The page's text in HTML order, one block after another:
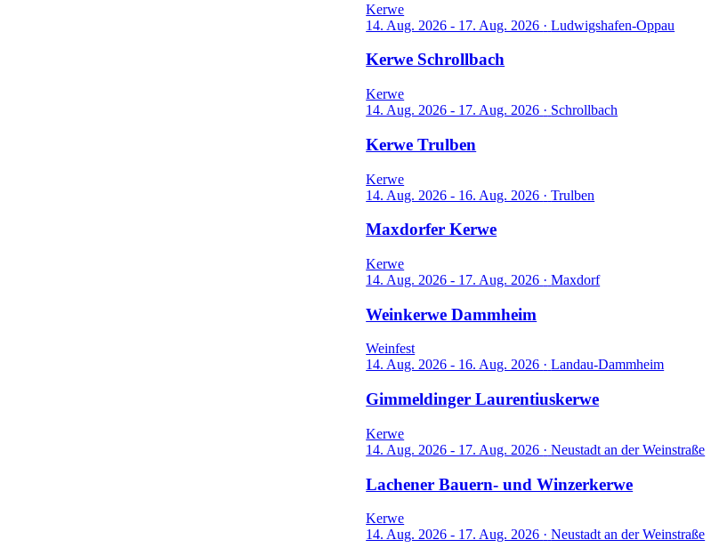
Kerwe
14. Aug. 2026 - 17. Aug. 2026 · Ludwigshafen-Oppau
Kerwe Schrollbach
Kerwe
14. Aug. 2026 - 17. Aug. 2026 · Schrollbach
Kerwe Trulben
Kerwe
14. Aug. 2026 - 16. Aug. 2026 · Trulben
Maxdorfer Kerwe
Kerwe
14. Aug. 2026 - 17. Aug. 2026 · Maxdorf
Weinkerwe Dammheim
Weinfest
14. Aug. 2026 - 16. Aug. 2026 · Landau-Dammheim
Gimmeldinger Laurentiuskerwe
Kerwe
14. Aug. 2026 - 17. Aug. 2026 · Neustadt an der Weinstraße
Lachener Bauern- und Winzerkerwe
Kerwe
14. Aug. 2026 - 17. Aug. 2026 · Neustadt an der Weinstraße